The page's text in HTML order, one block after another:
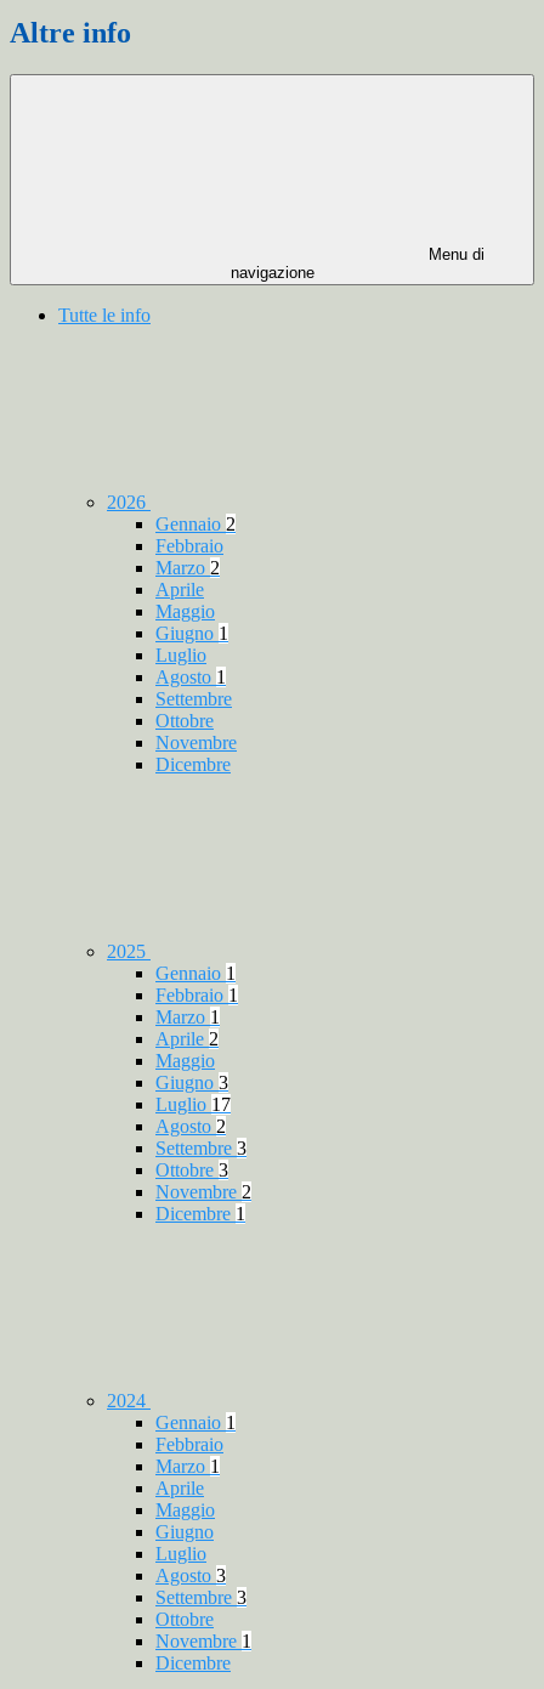
Altre info
Menu di
navigazione
Tutte le info
2026
Gennaio 2
Febbraio
Marzo 2
Aprile
Maggio
Giugno 1
Luglio
Agosto 1
Settembre
Ottobre
Novembre
Dicembre
2025
Gennaio 1
Febbraio 1
Marzo 1
Aprile 2
Maggio
Giugno 3
Luglio 17
Agosto 2
Settembre 3
Ottobre 3
Novembre 2
Dicembre 1
2024
Gennaio 1
Febbraio
Marzo 1
Aprile
Maggio
Giugno
Luglio
Agosto 3
Settembre 3
Ottobre
Novembre 1
Dicembre